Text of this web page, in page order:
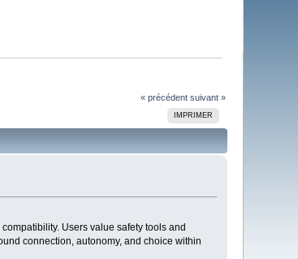
« précédent suivant »
IMPRIMER
Users value safety tools and
connection, autonomy, and choice within